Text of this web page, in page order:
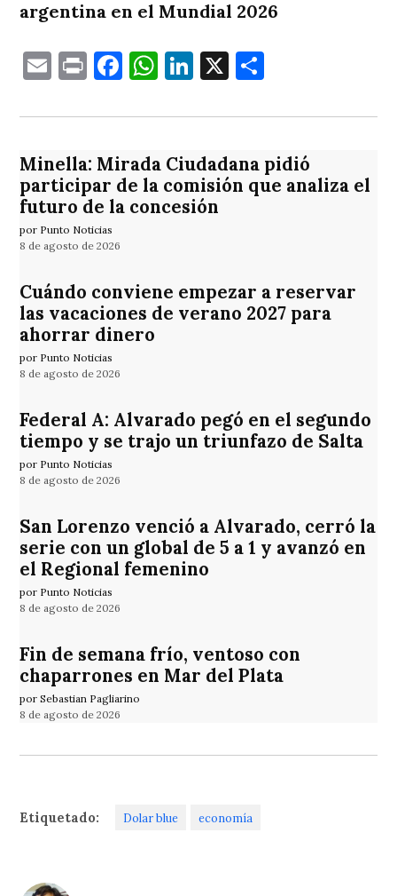
argentina en el Mundial 2026
EmailPrintFacebook
WhatsApp
LinkedIn
X
Minella: Mirada Ciudadana pidió
participar de la comisión que analiza el
futuro de la concesión
por Punto Noticias
8 de agosto de 2026
Cuándo conviene empezar a reservar
las vacaciones de verano 2027 para
ahorrar dinero
por Punto Noticias
8 de agosto de 2026
Federal A: Alvarado pegó en el segundo
tiempo y se trajo un triunfazo de Salta
por Punto Noticias
8 de agosto de 2026
San Lorenzo venció a Alvarado, cerró la
serie con un global de 5 a 1 y avanzó en
el Regional femenino
por Punto Noticias
8 de agosto de 2026
Fin de semana frío, ventoso con
chaparrones en Mar del Plata
por Sebastian Pagliarino
8 de agosto de 2026
Etiquetado: Dolar blue economía